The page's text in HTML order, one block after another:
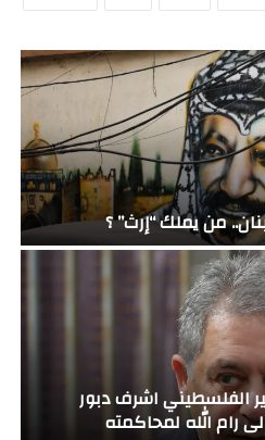
مصادر مواكبة
أيّ نتائج حاسمة؟
الرائد (احتياط) هاريل
فاكنين في جنوب لبنان